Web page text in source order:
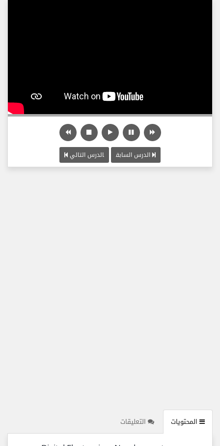
الدرس السابق الدرس التالي
المحتويات التعليقات